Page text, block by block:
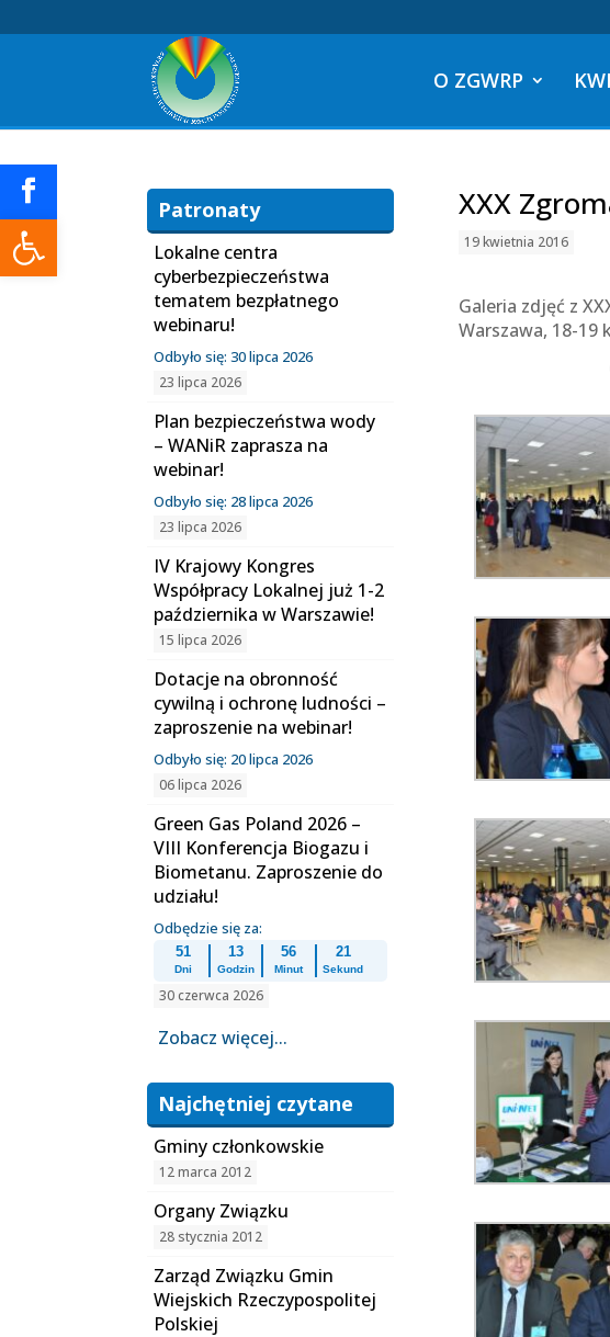
Otwórz pasek narzędzi
O ZGWRP
XXX
19 kwietnia 2016
Galeria zdjęć z
Warszawa, 18-19
Patronaty
Lokalne centra
cyberbezpieczeństwa
tematem bezpłatnego
webinaru!
Odbyło się: 30 lipca 2026
23 lipca 2026
Plan bezpieczeństwa wody
– WANiR zaprasza na
webinar!
Odbyło się: 28 lipca 2026
23 lipca 2026
IV Krajowy Kongres
Współpracy Lokalnej już 1-2
października w Warszawie!
15 lipca 2026
Dotacje na obronność
cywilną i ochronę ludności –
zaproszenie na webinar!
Odbyło się: 20 lipca 2026
06 lipca 2026
Green Gas Poland 2026 –
VIII Konferencja Biogazu i
Biometanu. Zaproszenie do
udziału!
Odbędzie się za:
51
Dni
13
Godzin
56
Minut
19
Sekund
30 czerwca 2026
Zobacz więcej...
Najchętniej czytane
Gminy członkowskie
12 marca 2012
Organy Związku
28 stycznia 2012
Zarząd Związku Gmin
Wiejskich Rzeczypospolitej
Polskiej